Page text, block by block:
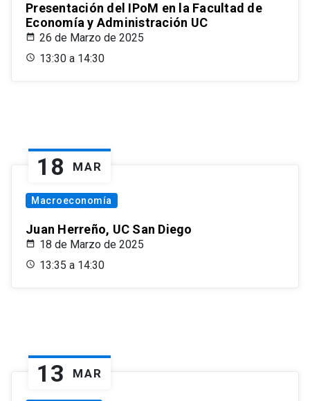
Presentación del IPoM en la Facultad de
Economía y Administración UC
26 de Marzo de 2025
13:30 a 14:30
18 MAR
Macroeconomía
Juan Herreño, UC San Diego
18 de Marzo de 2025
13:35 a 14:30
13 MAR